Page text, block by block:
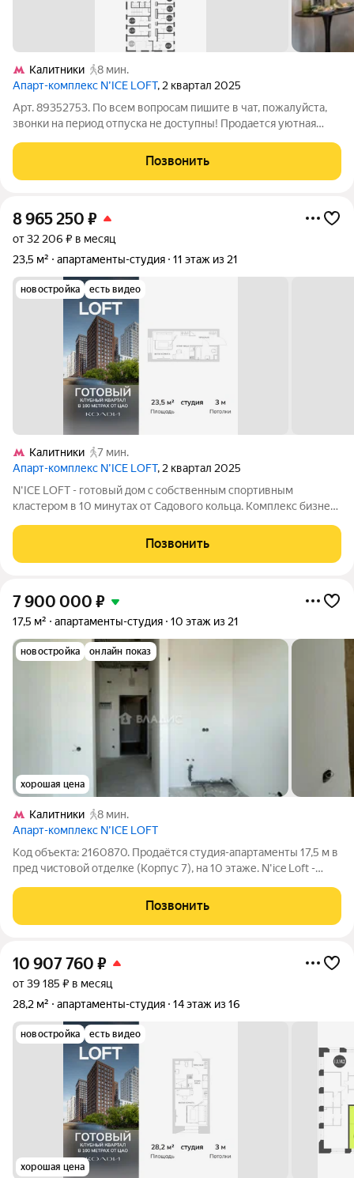
Калитники
8 мин.
Апарт-комплекс N’ICE LOFT, 2 квартал 2025
Арт. 89352753. По всем вопросам пишите в чат, пожалуйста,
звонки на период отпуска не доступны! Продается уютная
этаже (корпус 5). В студии имеется все для комфортного
проживания 1-2
Позвонить
8 965 250 ₽
от 32 206 ₽ в месяц
23,5 м²
апартаменты-студия 11 этаж из 21
новостройка есть видео
Калитники
7 мин.
Апарт-комплекс N’ICE LOFT, 2 квартал 2025
N'ICE LOFT - готовый дом с собственным спортивным
кластером в 10 минутах от Садового кольца. Комплекс бизнес-
компания КОЛДИ, представляет собой знаковое жилое
пространство, на территории которого
Позвонить
7 900 000 ₽
17,5 м² апартаменты-студия 10 этаж из 21
новостройка онлайн показ
хорошая цена
Калитники
8 мин.
Апарт-комплекс N’ICE LOFT
Код объекта: 2160870. Продаётся студия-апартаменты 17,5 м в
пред чистовой отделке (Корпус 7), на 10 этаже. N'ice Loft -
полноценный спортивный кластер. Сердце проекта
физкультурно-оздоровительный
Позвонить
10 907 760 ₽
от 39 185 ₽ в месяц
28,2 м²
апартаменты-студия 14 этаж из 16
новостройка есть видео
хорошая цена